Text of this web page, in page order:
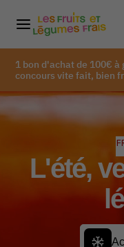
1 bon d'achat de 100€
concours vite fait, bien
L'été,